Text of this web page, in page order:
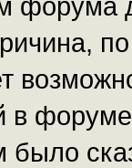
в
было